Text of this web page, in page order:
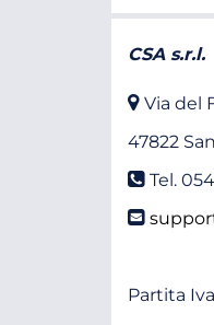
CSA s.r.l.
Via del
47822
Tel.
Partita